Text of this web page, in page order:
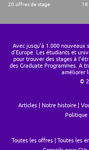
20 offres de stage 16
Avec jusqu'à 1.000 nouveaux
d'Europe. Les étudiants et
pour trouver des stages à
des Graduate Programmes. A
améliorer
©
Articles Notre histoire
Toutes les offres Toutes les